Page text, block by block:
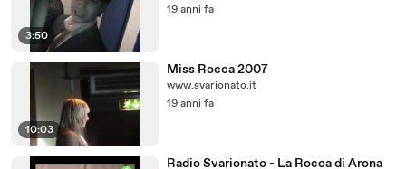
3:50
19 anni fa
10:03
Miss Rocca 2007
www.svarionato.it
19 anni fa
Radio Svarionato - La Rocca di Arona